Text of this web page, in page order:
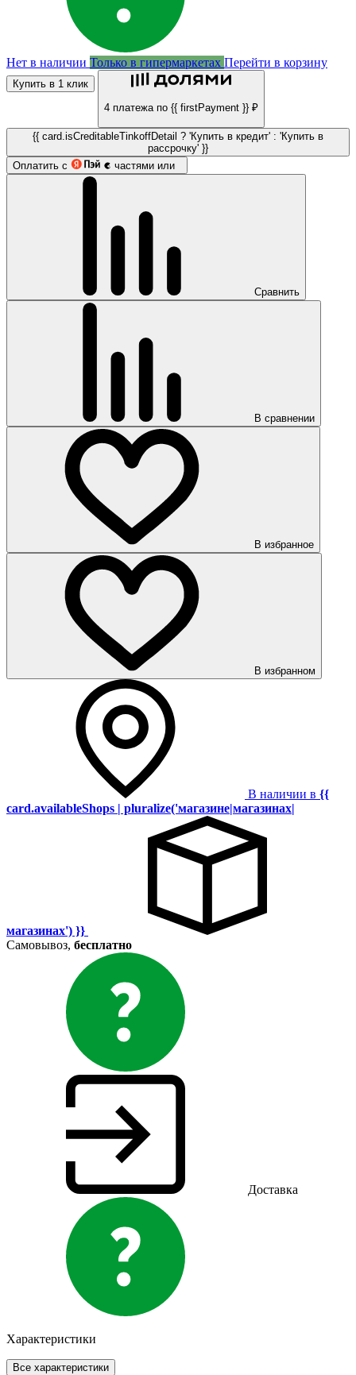
Нет в наличии Только в гипермаркетах Перейти в корзину
Купить в 1 клик
4 платежа по {{ firstPayment }} ₽
{{ card.isCreditableTinkoffDetail ? 'Купить в кредит' : 'Купить в
рассрочку' }}
Оплатить с
частями или
Сравнить
В сравнении
В избранное
В избранном
В наличии в {{
card.availableShops | pluralize('магазине|магазинах|
магазинах') }}
Самовывоз, бесплатно
Доставка
Характеристики
Все характеристики